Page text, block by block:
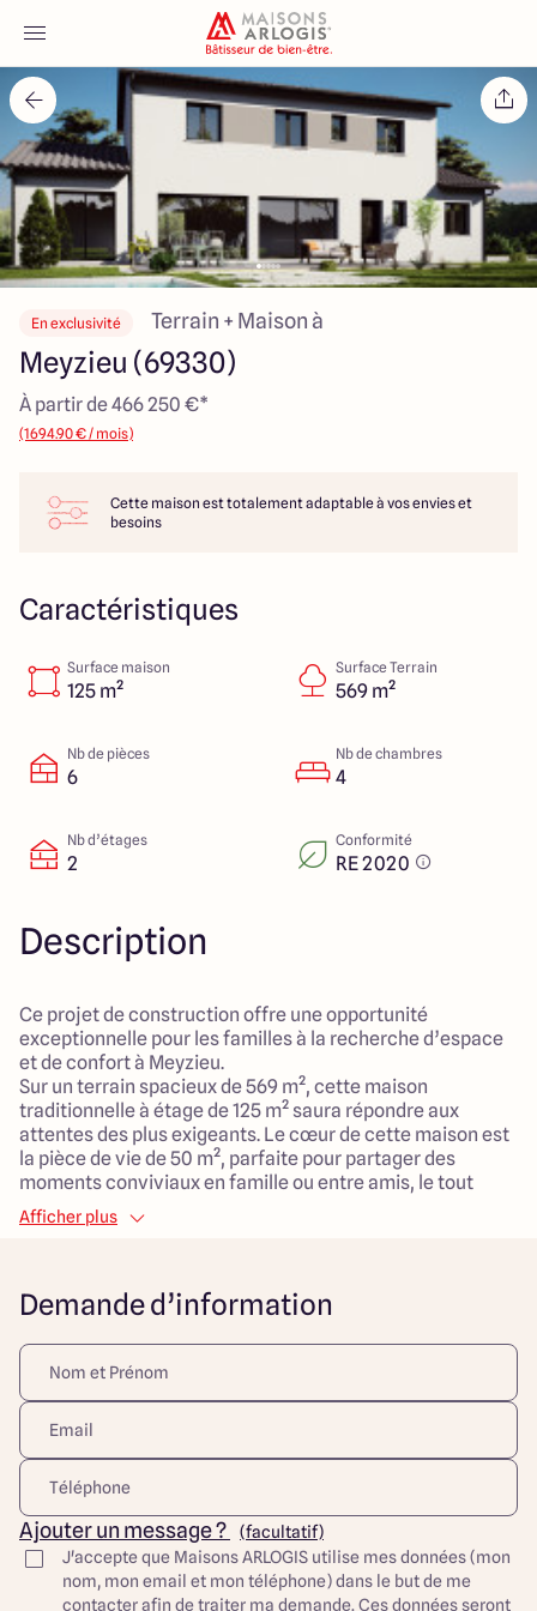
Accueil
Nos maisons
Nos annonces
Votre projet
Qui sommes-nous
Maisons ARLOGIS Lyon Est
4.9
En exclusivité Terrain + Maison à
Meyzieu (69330)
À partir de 466 250 €*
(1694.90 € / mois)
Cette maison est totalement adaptable à vos envies et
besoins
Caractéristiques
Surface maison
125 m²
Surface Terrain
569 m²
Nb de pièces
6
Nb de chambres
4
Nb d’étages
2
Conformité
RE 2020
Description
Ce projet de construction offre une opportunité
exceptionnelle pour les familles à la recherche d’espace
et de confort à Meyzieu.
Sur un terrain spacieux de 569 m², cette maison
traditionnelle à étage de 125 m² saura répondre aux
attentes des plus exigeants. Le cœur de cette maison est
la pièce de vie de 50 m², parfaite pour partager des
moments conviviaux en famille ou entre amis, le tout
dans un agencement optimisé. Avec ses 4 chambres, ce
logement est idéal pour accueillir une famille en quête de
avec un stationnement pratique.
Le quartier est parfaitement adapté aux jeunes enfants, à
proximité de crèches, d’écoles maternelles et primaires,
ainsi que de nombreux espaces verts et de loisirs. Les
commodités locales, incluant des commerces et un
accès facile aux transports en commun, font de ce lieu un
environnement de vie agréable et pratique.
Profitez d'une vie de famille sereine dans un cadre
idyllique et bien desservi, tout en vous projetant dans
cette future maison sur mesure !
Afficher plus
Demande d’information
Ajouter un message ?
(facultatif)
J'accepte que Maisons ARLOGIS utilise mes données (mon
nom, mon email et mon téléphone) dans le but de me
contacter afin de traiter ma demande. Ces données seront